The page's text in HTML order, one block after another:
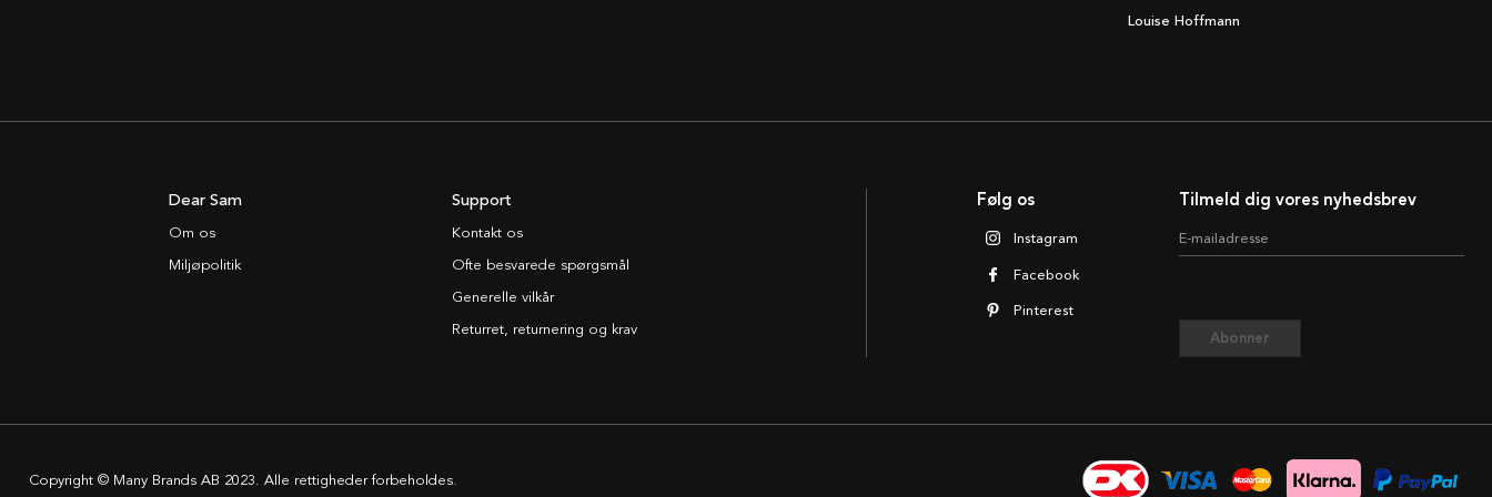
Louise Hoffmann
Tilmeld dig vores nyhedsbrev
E-mailadresse
Abonner
Følg os
Instagram
Facebook
Pinterest
Dear Sam
Om os
Miljøpolitik
Support
Kontakt os
Ofte besvarede spørgsmål
Generelle vilkår
Returret, returnering og krav
Copyright © Many Brands AB 2023. Alle rettigheder forbeholdes.